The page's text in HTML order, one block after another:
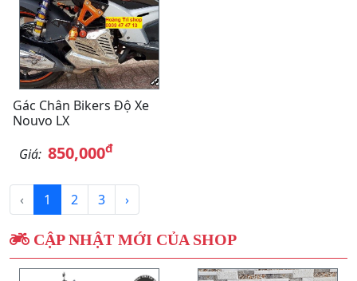
Gác Chân Bikers Độ Xe
Nouvo LX
Giá: 850,000đ
‹ 1 2 3 ›
CẬP NHẬT MỚI CỦA SHOP